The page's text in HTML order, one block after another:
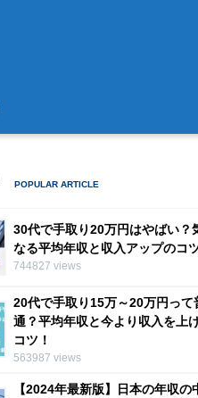
30代で手取り20万円はやばい？
なる平均年収と収入アップのコ
744827 views
20代で手取り15万～20万円って
通？平均年収と今より収入を上
コツ！
563987 views
【2024年最新版】日本の年収の